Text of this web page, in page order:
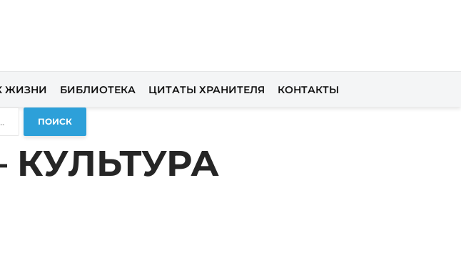
ЖИЗНИ БИБЛИОТЕКА ЦИТАТЫ ХРАНИТЕЛЯ КОНТАКТЫ
ПОИСК
КУЛЬТУРА